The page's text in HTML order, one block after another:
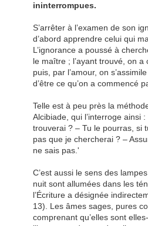
ininterrompues.
S’arrêter à l’examen de son
d’abord apprendre celui qui
L’ignorance a poussé à
le maître ; l’ayant trouvé, on
puis, par l’amour, on
d’être ce qu’on a commencé
Telle est à peu près la
Alcibiade, qui l’interroge ainsi
trouverai ? – Tu le pourras, si
pas que je chercherai ? –
ne sais pas.'
C’est aussi le sens des
nuit sont allumées dans les
l’Écriture a désignée
13). Les âmes sages, pures
comprenant qu’elles sont